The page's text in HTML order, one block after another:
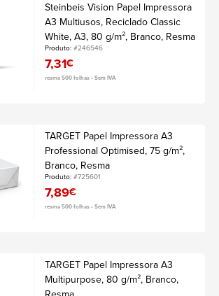
Steinbeis Vision Papel Impressora
A3 Multiusos, Reciclado Classic
White, A3, 80 g/m², Branco, Resma
Produto:#246546
7,31€
resma 500 folhas • Sem IVA
TARGET Papel Impressora A3
Professional Optimised, 75 g/m²,
Branco, Resma
Produto:#725601
7,89€
resma 500 folhas • Sem IVA
TARGET Papel Impressora A3
Multipurpose, 80 g/m², Branco,